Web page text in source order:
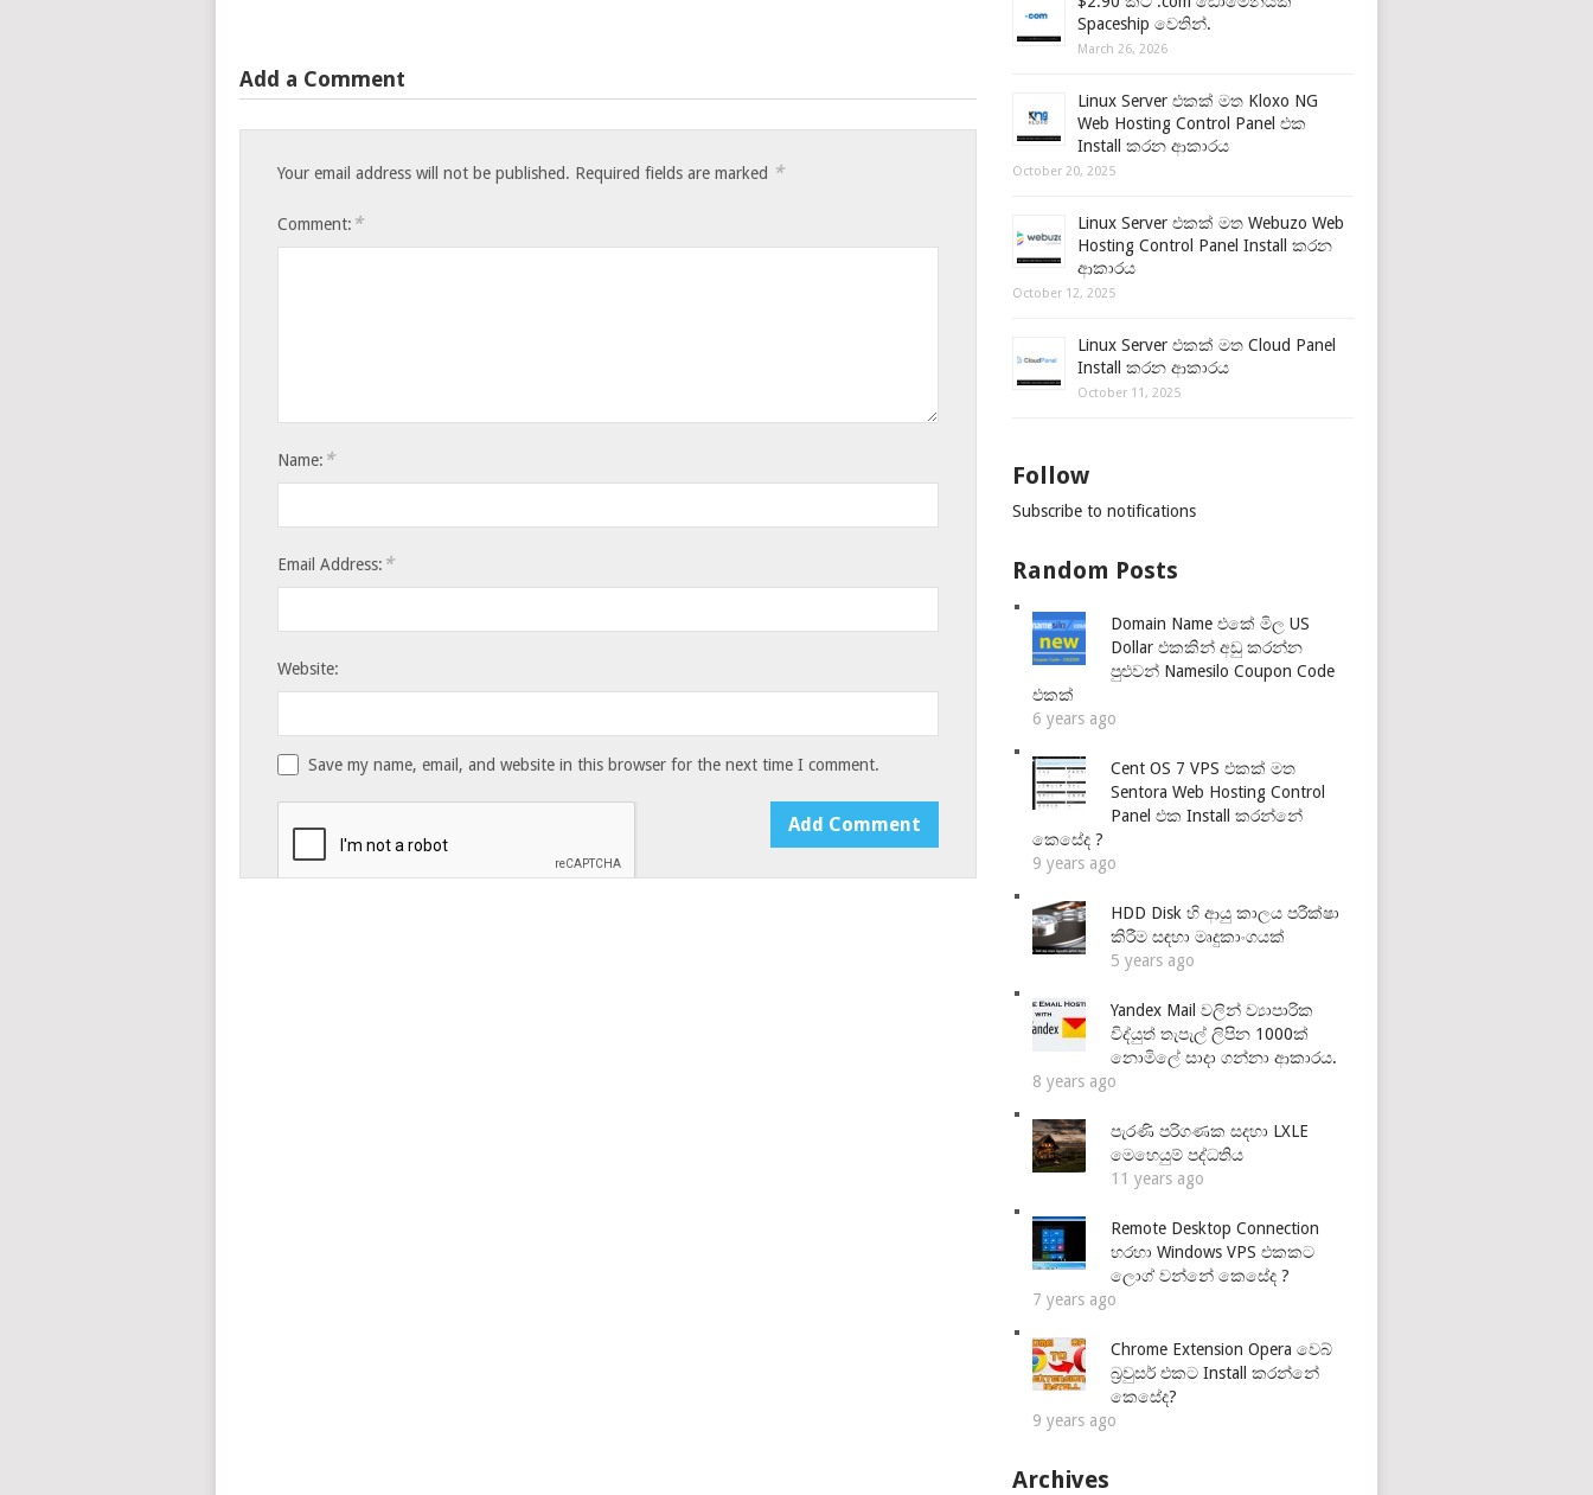
Add a Comment
Your email address will not be published. Required fields are marked *
Comment: *
Name: *
Email Address: *
Website:
Save my name, email, and website in this browser for the next time I comment.
Spaceship වෙතින්.
March 26, 2026
Linux Server එකක් මත Kloxo NG
Web Hosting Control Panel එක
Install කරන ආකාරය
October 20, 2025
Linux Server එකක් මත Webuzo Web
Hosting Control Panel Install කරන
ආකාරය
October 12, 2025
Linux Server එකක් මත Cloud Panel
Install කරන ආකාරය
October 11, 2025
Follow
Subscribe to notifications
Random Posts
Domain Name එකේ මිල US
Dollar එකකින් අඩු කරන්න
පුළුවන් Namesilo Coupon Code
එකක්
6 years ago
Cent OS 7 VPS එකක් මත
Sentora Web Hosting Control
Panel එක Install කරන්නේ
කෙසේද ?
9 years ago
HDD Disk හි ආයු කාලය පරීක්ෂා
කිරීම සඳහා මෘදුකාංගයක්
5 years ago
Yandex Mail වලින් ව්‍යාපාරික
විද්යුත් තැපැල් ලිපින 1000ක්
නොමිලේ සාදා ගන්නා ආකාරය.
8 years ago
පැරණි පරිගණක සදහා LXLE
මෙහෙයුම් පද්ධතිය
11 years ago
Remote Desktop Connection
හරහා Windows VPS එකකට
ලොග් වන්නේ කෙසේද ?
7 years ago
Chrome Extension Opera වෙබ්
බ්‍රවුසර් එකට Install කරන්නේ
කෙසේද?
9 years ago
Archives